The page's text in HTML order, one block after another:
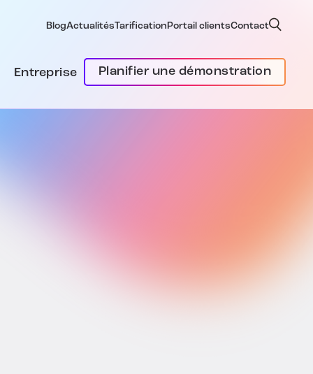
BlogActualitésTarification Portail clientsContact
Entreprise Planifier une démonstration